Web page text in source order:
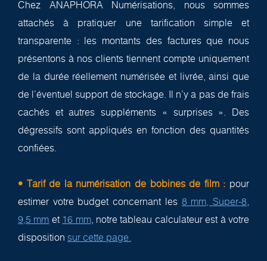
Chez ANAPHORA Numérisations, nous sommes
attachés à pratiquer une tarification simple et
transparente : les montants des factures que nous
présentons à nos clients tiennent compte uniquement
de la durée réellement numérisée et livrée, ainsi que
de l’éventuel support de stockage. Il n’y a pas de frais
cachés et autres suppléments « surprises ». Des
dégressifs sont appliqués en fonction des quantités
confiées.
• Tarif de la numérisation de bobines de film : pour
estimer votre budget concernant les 8 mm, Super-8,
9,5 mm et 16 mm, notre tableau calculateur est à votre
disposition sur cette page.